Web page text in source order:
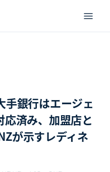
手銀行はエージェ
応済み、加盟店と
が示すレディネ